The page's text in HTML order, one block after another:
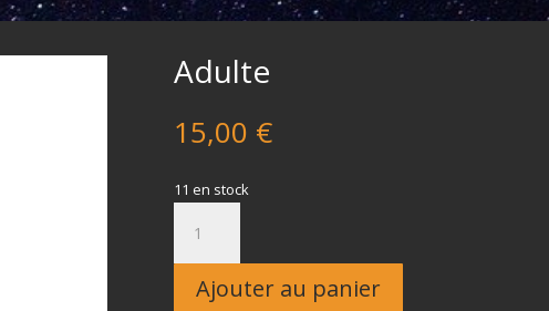
Adulte
15,00 €
11 en stock
Adulte
Ajouter au panier